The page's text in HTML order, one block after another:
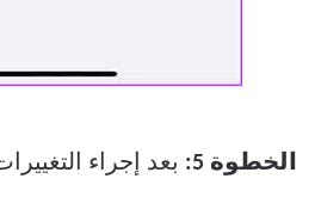
الخطوة 5: بعد إجراء